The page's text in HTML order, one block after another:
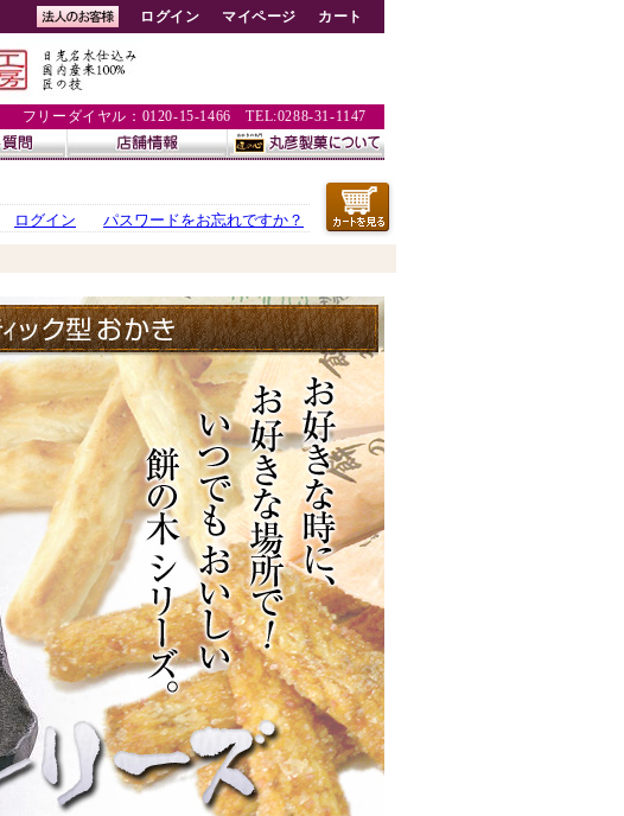
ログイン マイページ カート
フリーダイヤル：0120-15-1466 TEL:0288-31-1147
ログイン パスワードをお忘れですか？